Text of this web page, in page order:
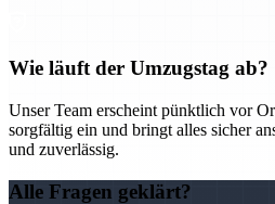
Wie läuft der Umzugstag ab?
Unser Team erscheint pünktlich vor
sorgfältig ein und bringt alles sicher
und zuverlässig.
Alle Fragen geklärt?